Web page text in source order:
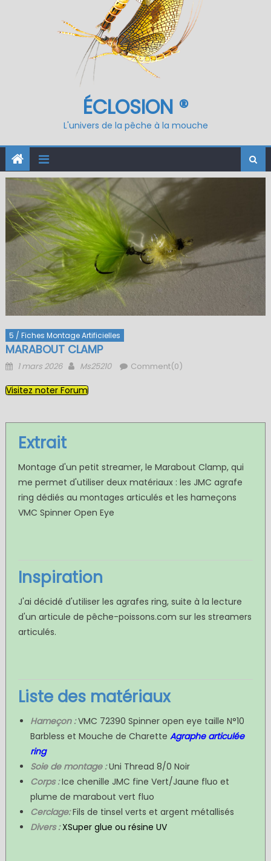
ÉCLOSION ®
L'univers de la pêche à la mouche
5 / Fiches Montage Artificielles
MARABOUT CLAMP
Posted
1 mars 2026 Author
Ms25210 Comment(0)
Visitez noter Forum
Extrait
Montage d'un petit streamer, le Marabout Clamp, qui
me permet d'utiliser deux matériaux : les JMC agrafe
ring dédiés au montages articulés et les hameçons
VMC Spinner Open Eye
Inspiration
J'ai décidé d'utiliser les agrafes ring, suite à la lecture
d'un articule de pêche-poissons.com sur les streamers
articulés.
Liste des matériaux
Hameçon :VMC 72390 Spinner open eye taille N°10
Barbless et Mouche de Charette Agraphe articulée
ring
Soie de montage :Uni Thread 8/0 Noir
Corps :Ice chenille JMC fine Vert/Jaune fluo et
plume de marabout vert fluo
Cerclage:Fils de tinsel verts et argent métallisés
Divers : XSuper glue ou résine UV